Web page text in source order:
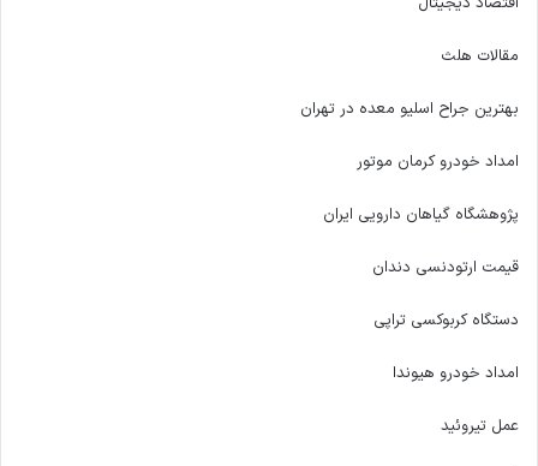
مقالات هلث
بهترین جراح اسلیو معده در تهران
امداد خودرو کرمان موتور
پژوهشگاه گیاهان دارویی ایران
قیمت ارتودنسی دندان
دستگاه کربوکسی تراپی
امداد خودرو هیوندا
عمل تیروئید